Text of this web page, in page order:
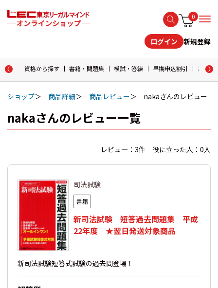
0
ログイン 新規登録
資格から探す 書籍・問題集 模試・答練 早期申込割引 おため
ショップ 商品詳細 商品レビュー nakaさんのレビュー
nakaさんのレビュー一覧
レビュ―：3件 役に立った人：0人
司法試験
書籍
新司法試験 短答過去問題集 平成
22年度 ★翌日発送対象商品
新司法試験短答式試験の過去問登場！